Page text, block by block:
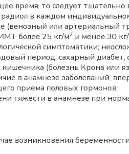
время, то следует тщательно
в каждом
(венозный или артериальный
более 25 кг/м2 и менее 30
симптоматики;
период; сахарный диабет;
кишечника (болезнь Крона или
в анамнезе заболеваний,
приема половых гормонов;
тяжести в анамнезе при
возникновения